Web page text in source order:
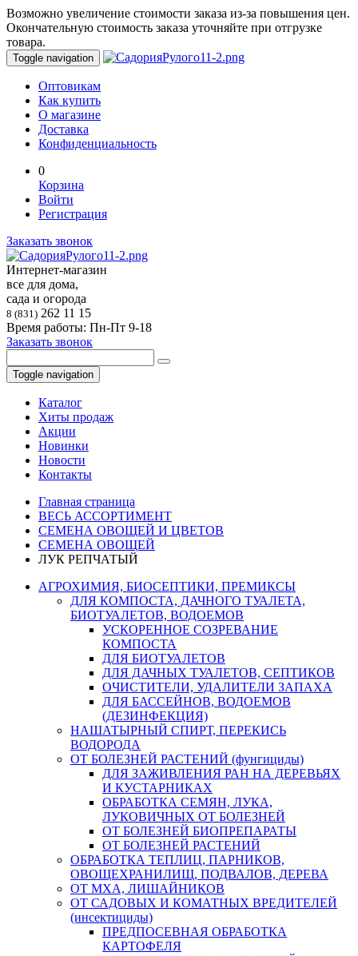
Возможно увеличение стоимости заказа из-за повышения цен.
Окончательную стоимость заказа уточняйте при отгрузке
товара.
Toggle navigation
Оптовикам
Как купить
О магазине
Доставка
Конфиденциальность
0
Корзина
Войти
Регистрация
Заказать звонок
Интернет-магазин
все для дома,
сада и огорода
8 (831) 262 11 15
Время работы: Пн-Пт 9-18
Заказать звонок
Toggle navigation
Каталог
Хиты продаж
Акции
Новинки
Новости
Контакты
Главная страница
ВЕСЬ АССОРТИМЕНТ
СЕМЕНА ОВОЩЕЙ И ЦВЕТОВ
СЕМЕНА ОВОЩЕЙ
ЛУК РЕПЧАТЫЙ
АГРОХИМИЯ, БИОСЕПТИКИ, ПРЕМИКСЫ
ДЛЯ КОМПОСТА, ДАЧНОГО ТУАЛЕТА,
БИОТУАЛЕТОВ, ВОДОЕМОВ
УСКОРЕННОЕ СОЗРЕВАНИЕ
КОМПОСТА
ДЛЯ БИОТУАЛЕТОВ
ДЛЯ ДАЧНЫХ ТУАЛЕТОВ, СЕПТИКОВ
ОЧИСТИТЕЛИ, УДАЛИТЕЛИ ЗАПАХА
ДЛЯ БАССЕЙНОВ, ВОДОЕМОВ
(ДЕЗИНФЕКЦИЯ)
НАШАТЫРНЫЙ СПИРТ, ПЕРЕКИСЬ
ВОДОРОДА
ОТ БОЛЕЗНЕЙ РАСТЕНИЙ (фунгициды)
ДЛЯ ЗАЖИВЛЕНИЯ РАН НА ДЕРЕВЬЯХ
И КУСТАРНИКАХ
ОБРАБОТКА СЕМЯН, ЛУКА,
ЛУКОВИЧНЫХ ОТ БОЛЕЗНЕЙ
ОТ БОЛЕЗНЕЙ БИОПРЕПАРАТЫ
ОТ БОЛЕЗНЕЙ РАСТЕНИЙ
ОБРАБОТКА ТЕПЛИЦ, ПАРНИКОВ,
ОВОЩЕХРАНИЛИЩ, ПОДВАЛОВ, ДЕРЕВА
ОТ МХА, ЛИШАЙНИКОВ
ОТ САДОВЫХ И КОМАТНЫХ ВРЕДИТЕЛЕЙ
(инсектициды)
ПРЕДПОСЕВНАЯ ОБРАБОТКА
КАРТОФЕЛЯ